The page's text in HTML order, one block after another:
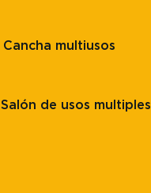
Cancha multiusos
Salón de usos multiples